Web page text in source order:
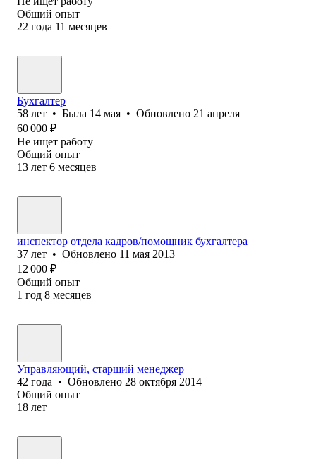
Общий опыт
22 года 11 месяцев
Бухгалтер
58 лет • Была 14 мая • Обновлено 21 апреля
60 000 ₽
Не ищет работу
Общий опыт
13 лет 6 месяцев
инспектор отдела кадров/помощник бухгалтера
37 лет • Обновлено 11 мая 2013
12 000 ₽
Общий опыт
1 год 8 месяцев
Управляющий, старший менеджер
42 года • Обновлено 28 октября 2014
Общий опыт
18 лет